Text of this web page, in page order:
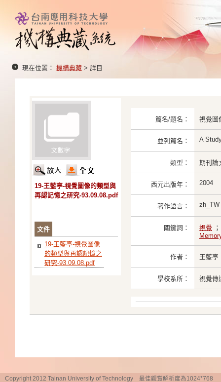
現在位置： 機構典藏 > 詳目
19-王藍亭-視覺圖像的類型與
再認記憶之研究-93.09.08.pdf
文件
19-王藍亭-視覺圖像
的類型與再認記憶之
研究-93.09.08.pdf
篇名/題名： 視覺圖
並列篇名： A
類型： 期刊論
西元出版年： 2004
著作語言： zh_TW
關鍵詞： 視覺
作者： 王藍亭
學校系所： 視覺傳
Copyright 2012 Tainan University of Technology 最佳觀賞解析度為1024*768